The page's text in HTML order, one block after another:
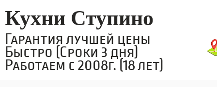
Кухни Ступино
Гарантия лучшей цены
Быстро (Сроки 3 дня)
Работаем с 2008г. (18 лет)